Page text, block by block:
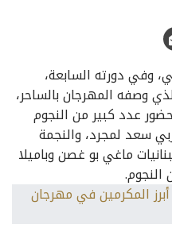
وفي دورته السابعة،
وصفه المهرجان بالساحر،
عدد كبير من النجوم
سعد لمجرد، والنجمة
ماغي بو غصن وباميلا
النجوم.